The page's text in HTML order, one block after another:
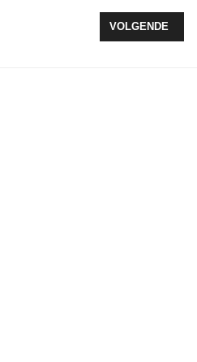
PANTA RHEI HEEFT MEEST
VOLGENDE
VOLGENDE